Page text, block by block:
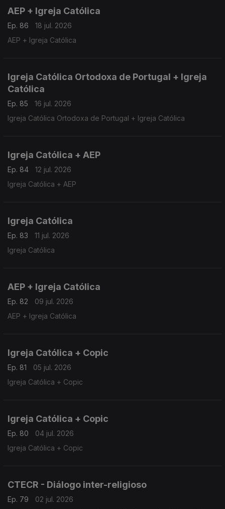
AEP + Igreja Católica
Ep. 86
18 jul. 2026
AEP + Igreja Católica
Igreja Católica Ortodoxa de Portugal + Igreja
Católica
Ep. 85
16 jul. 2026
Igreja Católica Ortodoxa de Portugal + Igreja Católica
Igreja Católica + AEP
Ep. 84
12 jul. 2026
Igreja Católica + AEP
Igreja Católica
Ep. 83
11 jul. 2026
Igreja Católica
AEP + Igreja Católica
Ep. 82
09 jul. 2026
AEP + Igreja Católica
Igreja Católica + Copic
Ep. 81
05 jul. 2026
Igreja Católica + Copic
Igreja Católica + Copic
Ep. 80
04 jul. 2026
Igreja Católica + Copic
CTECR - Diálogo inter-religioso
Ep. 79
02 jul. 2026